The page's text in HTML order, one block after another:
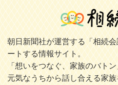
朝日新聞社が運営する「相続
ートする情報サイト。
「想いをつなぐ、家族のバト
元気なうちから話し合える家族